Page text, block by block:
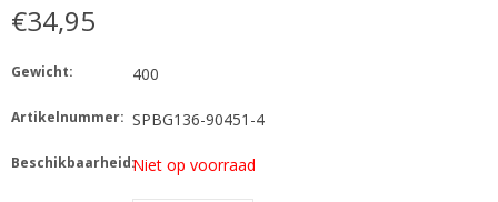
€34,95
Gewicht: 400
Artikelnummer: SPBG136-90451-4
Beschikbaarheid:Niet op voorraad